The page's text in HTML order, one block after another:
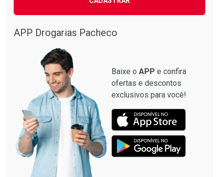
APP Drogarias Pacheco
Baixe o APP e confira
ofertas e descontos
exclusivos para você!